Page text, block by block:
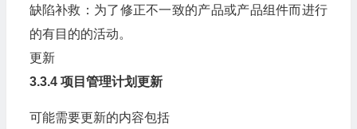
缺陷补救：为了修正不一致的产品或产品组件而进行
的有目的的活动。
更新
3.3.4 项目管理计划更新
可能需要更新的内容包括